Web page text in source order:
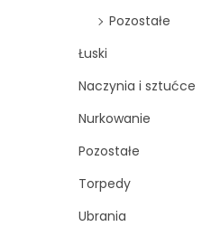
Pozostałe
Łuski
Naczynia i sztućce
Nurkowanie
Pozostałe
Torpedy
Ubrania